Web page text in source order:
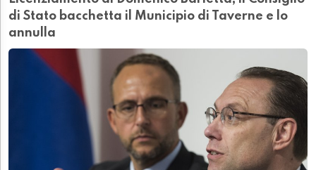
di Stato bacchetta il Municipio di Taverne e lo
annulla